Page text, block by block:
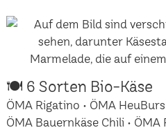
🍽 6 Sorten Bio-Käse
ÖMA Rigatino • ÖMA
ÖMA Bauernkäse Chili • ÖMA